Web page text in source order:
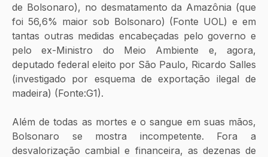
de Bolsonaro), no desmatamento da Amazônia (que
foi 56,6% maior sob Bolsonaro) (Fonte UOL) e em
tantas outras medidas encabeçadas pelo governo e
pelo ex-Ministro do Meio Ambiente e, agora,
deputado federal eleito por São Paulo, Ricardo Salles
(investigado por esquema de exportação ilegal de
madeira) (Fonte:G1).
Além de todas as mortes e o sangue em suas mãos,
Bolsonaro se mostra incompetente. Fora a
desvalorização cambial e financeira, as dezenas de